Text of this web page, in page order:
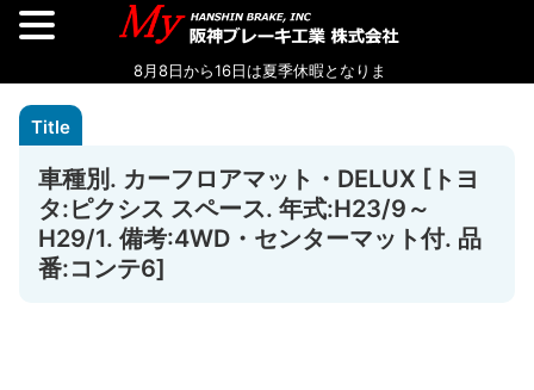
車種別. カーフロアマット・DELUX [トヨ
タ:ピクシス スペース. 年式:H23/9～
H29/1. 備考:4WD・センターマット付. 品
番:コンテ6]